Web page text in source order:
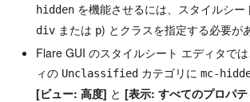
hiddenを機能させるには、スタイルシー
divまたは p) とクラスを指定する必要が
Flare GUI のスタイルシート エディタで
ィの Unclassifiedカテゴリに mc-
[ビュー: 高度] と [表示: すべてのプロパ